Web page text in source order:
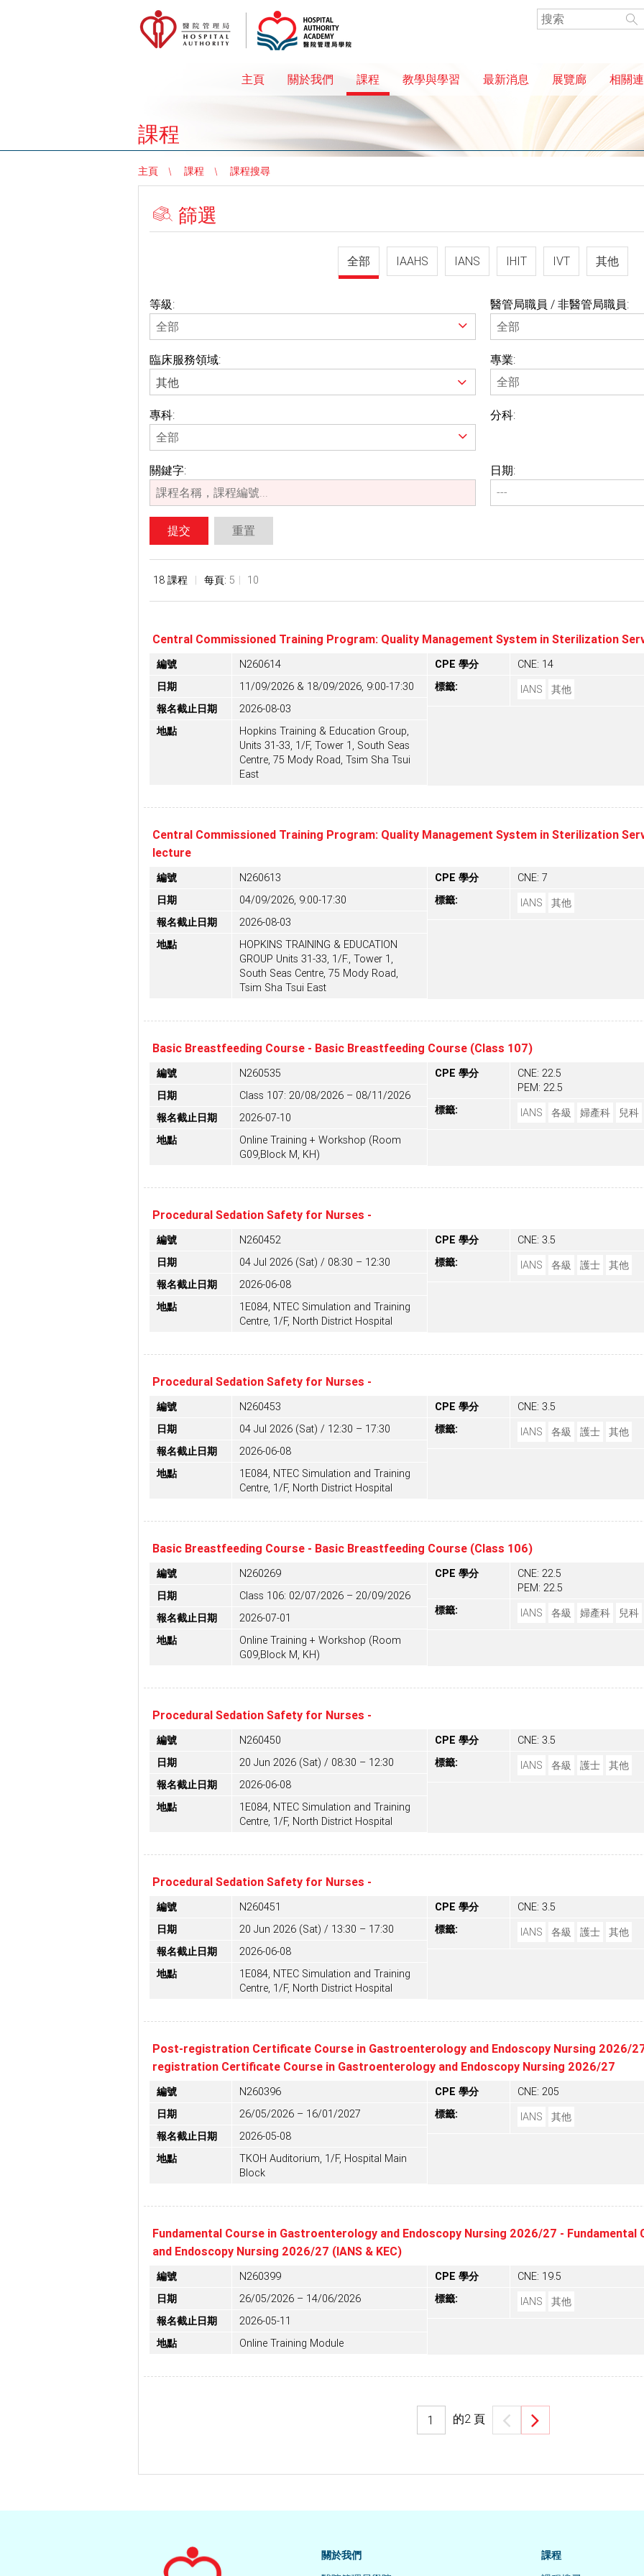
主頁 關於我們 課程 教學與學習 最新消息 展覽廊 相關
課程
主頁 課程 課程搜尋
篩選
全部 IAAHS IANS IHIT IVT 其他
等級: 醫管局職員 / 非醫管局職員:
臨床服務領域:
其他
專業:
專科: 分科:
關鍵字: 日期:
提交 重置
18 課程 每頁: 5 10
Central Commissioned Training Program: Quality Management System in Sterilization
編號
N260614
日期
11/09/2026 & 18/09/2026, 9:00-17:30
報名截止日期
2026-08-03
地點
Hopkins Training & Education Group,
Units 31-33, 1/F, Tower 1, South Seas
Centre, 75 Mody Road, Tsim Sha Tsui
East
CPE 學分
CNE: 14
標籤:
IANS 其他
Central Commissioned Training Program: Quality Management System in Sterilization
lecture
編號
N260613
日期
04/09/2026, 9:00-17:30
報名截止日期
2026-08-03
地點
HOPKINS TRAINING & EDUCATION
GROUP Units 31-33, 1/F., Tower 1,
South Seas Centre, 75 Mody Road,
Tsim Sha Tsui East
CPE 學分
CNE: 7
標籤:
IANS 其他
Basic Breastfeeding Course - Basic Breastfeeding Course (Class 107)
編號
N260535
日期
Class 107: 20/08/2026 – 08/11/2026
報名截止日期
2026-07-10
地點
Online Training + Workshop (Room
G09,Block M, KH)
CPE 學分
CNE: 22.5
PEM: 22.5
標籤:
IANS 各級 婦產科 兒科
Procedural Sedation Safety for Nurses -
編號
N260452
日期
04 Jul 2026 (Sat) / 08:30 – 12:30
報名截止日期
2026-06-08
地點
1E084, NTEC Simulation and Training
Centre, 1/F, North District Hospital
CPE 學分
CNE: 3.5
標籤:
IANS 各級 護士 其他
Procedural Sedation Safety for Nurses -
編號
N260453
日期
04 Jul 2026 (Sat) / 12:30 – 17:30
報名截止日期
2026-06-08
地點
1E084, NTEC Simulation and Training
Centre, 1/F, North District Hospital
CPE 學分
CNE: 3.5
標籤:
IANS 各級 護士 其他
Basic Breastfeeding Course - Basic Breastfeeding Course (Class 106)
編號
N260269
日期
Class 106: 02/07/2026 – 20/09/2026
報名截止日期
2026-07-01
地點
Online Training + Workshop (Room
G09,Block M, KH)
CPE 學分
CNE: 22.5
PEM: 22.5
標籤:
IANS 各級 婦產科 兒科
Procedural Sedation Safety for Nurses -
編號
N260450
日期
20 Jun 2026 (Sat) / 08:30 – 12:30
報名截止日期
2026-06-08
地點
1E084, NTEC Simulation and Training
Centre, 1/F, North District Hospital
CPE 學分
CNE: 3.5
標籤:
IANS 各級 護士 其他
Procedural Sedation Safety for Nurses -
編號
N260451
日期
20 Jun 2026 (Sat) / 13:30 – 17:30
報名截止日期
2026-06-08
地點
1E084, NTEC Simulation and Training
Centre, 1/F, North District Hospital
CPE 學分
CNE: 3.5
標籤:
IANS 各級 護士 其他
Post-registration Certificate Course in Gastroenterology and Endoscopy Nursing 2026/
registration Certificate Course in Gastroenterology and Endoscopy Nursing 2026/27
編號
N260396
日期
26/05/2026 – 16/01/2027
報名截止日期
2026-05-08
地點
TKOH Auditorium, 1/F, Hospital Main
Block
CPE 學分
CNE: 205
標籤:
IANS 其他
Fundamental Course in Gastroenterology and Endoscopy Nursing 2026/27 -
and Endoscopy Nursing 2026/27 (IANS & KEC)
編號
N260399
日期
26/05/2026 – 14/06/2026
報名截止日期
2026-05-11
地點
Online Training Module
CPE 學分
CNE: 19.5
標籤:
IANS 其他
的2頁
關於我們
課程